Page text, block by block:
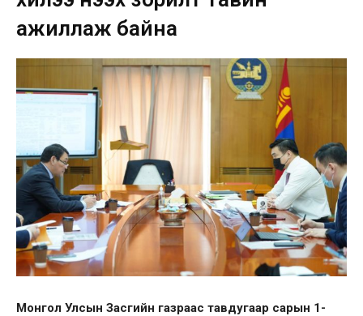
ажиллаж байна
Монгол Улсын Засгийн газраас тавдугаар сарын 1-